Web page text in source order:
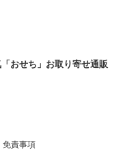
「おせち」お取り寄せ通販
免責事項